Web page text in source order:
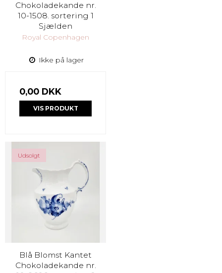
Chokoladekande nr.
10-1508. sortering 1
Sjælden
Royal Copenhagen
Ikke på lager
0,00 DKK
VIS PRODUKT
Udsolgt
Blå Blomst Kantet
Chokoladekande nr.